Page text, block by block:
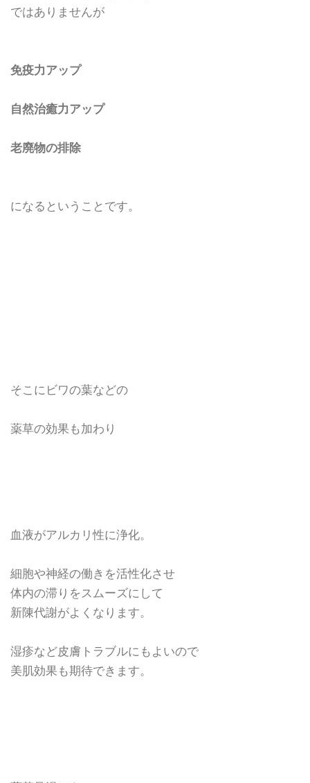
ではありませんが
免疫力アップ
自然治癒力アップ
老廃物の排除
になるということです。
そこにビワの葉などの
薬草の効果も加わり
血液がアルカリ性に浄化。
細胞や神経の働きを活性化させ
体内の滞りをスムーズにして
新陳代謝がよくなります。
湿疹など皮膚トラブルにもよいので
美肌効果も期待できます。